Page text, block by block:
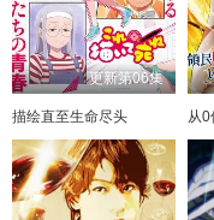
更新第06集
描绘直至生命尽头